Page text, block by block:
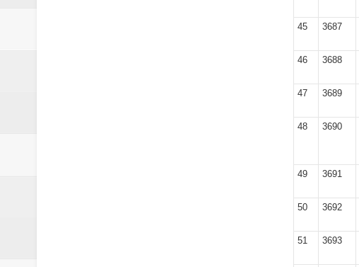
45
3687
46
3688
47
3689
48
3690
49
3691
50
3692
51
3693